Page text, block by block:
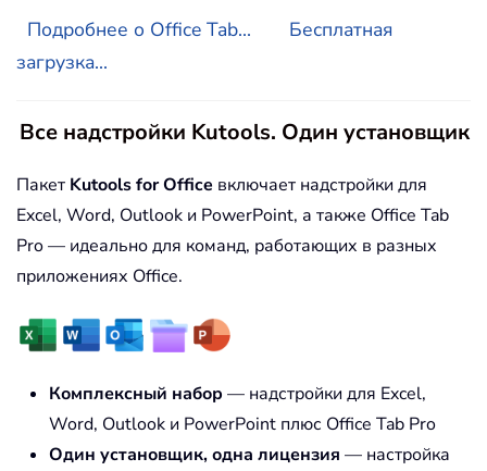
Подробнее о Office Tab...
Бесплатная
загрузка...
Все надстройки Kutools. Один установщик
Пакет Kutools for Office включает надстройки для
Excel, Word, Outlook и PowerPoint, а также Office Tab
Pro — идеально для команд, работающих в разных
приложениях Office.
Комплексный набор — надстройки для Excel,
Word, Outlook и PowerPoint плюс Office Tab Pro
Один установщик, одна лицензия — настройка